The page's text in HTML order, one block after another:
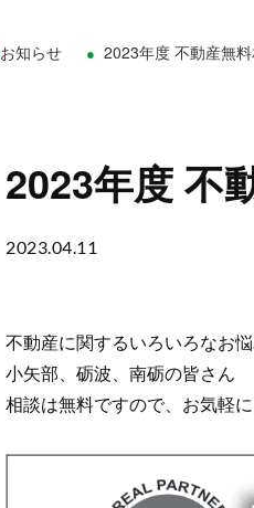
お知らせ 2023年度 不動産無
2023年度 不
2023.04.11
不動産に関するいろいろなお
小矢部、砺波、南砺の皆さん
相談は無料ですので、お気軽に